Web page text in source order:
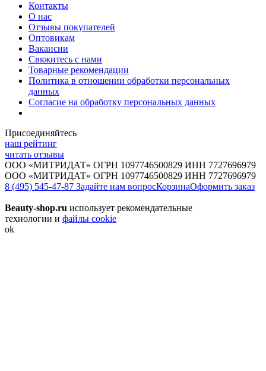
Контакты
О нас
Отзывы покупателей
Оптовикам
Вакансии
Свяжитесь с нами
Товарные рекомендации
Политика в отношении обработки персональных
данных
Согласие на обработку персональных данных
Присоединяйтесь
наш рейтинг
читать отзывы
ООО «МИТРИДАТ» ОГРН 1097746500829 ИНН 7727696979
ООО «МИТРИДАТ» ОГРН 1097746500829 ИНН 7727696979
8 (495) 545-47-87 Задайте нам вопросКорзинаОформить заказ
Beauty-shop.ru использует рекомендательные
технологии и файлы cookie
ok